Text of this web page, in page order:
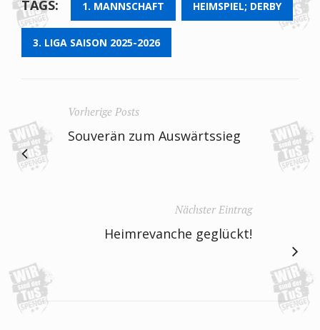
TAGS: 1. MANNSCHAFT HEIMSPIEL; DERBY
3. LIGA SAISON 2025-2026
Vorherige Posts
Souverän zum Auswärtssieg
Nächster Eintrag
Heimrevanche geglückt!